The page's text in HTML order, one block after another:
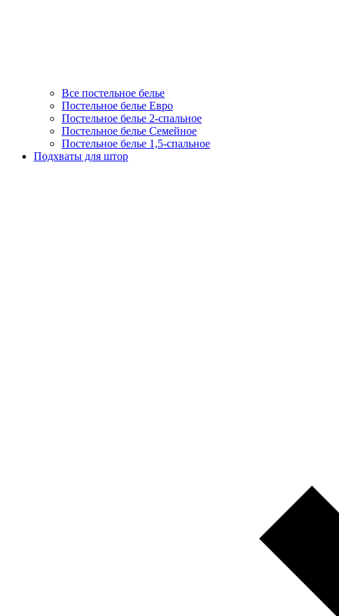
Все постельное белье
Постельное белье Евро
Постельное белье 2-спальное
Постельное белье Семейное
Постельное белье 1,5-спальное
Подхваты для штор